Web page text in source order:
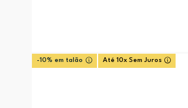
-10% em talão Até 10x Sem Juros